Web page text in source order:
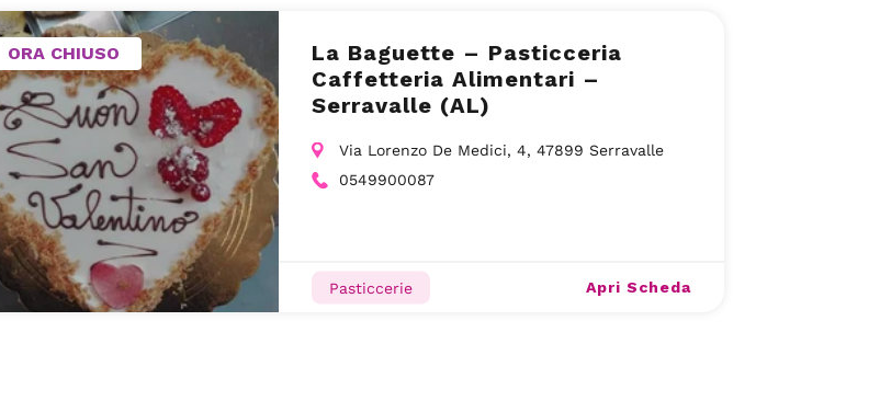
ORA CHIUSO
La Baguette – Pasticceria
Caffetteria Alimentari –
Serravalle (AL)
Via Lorenzo De Medici, 4, 47899 Serravalle
0549900087
Pasticcerie Apri Scheda